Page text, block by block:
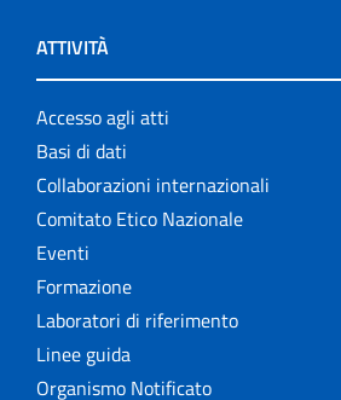
ATTIVITÀ
Accesso agli atti
Basi di dati
Collaborazioni internazionali
Comitato Etico Nazionale
Eventi
Formazione
Laboratori di riferimento
Linee guida
Organismo Notificato